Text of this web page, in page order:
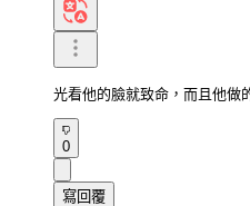
光看他的臉就致命，而且他做
0
寫回覆